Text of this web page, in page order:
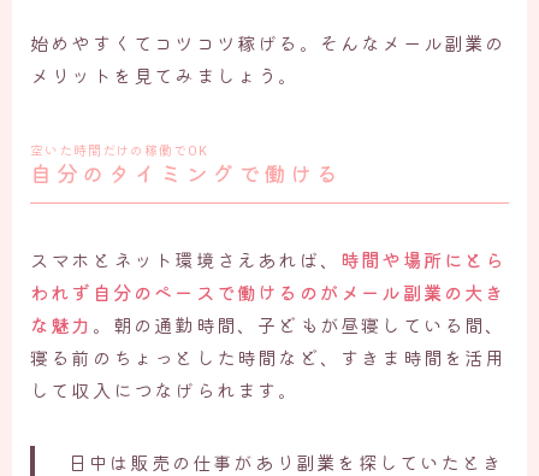
始めやすくてコツコツ稼げる。そんなメール副業の
メリットを見てみましょう。
空いた時間だけの稼働でOK
自分のタイミングで働ける
スマホとネット環境さえあれば、 時間や場所にとら
われず自分のペースで働けるのがメール副業の大き
な魅力 。朝の通勤時間、子どもが昼寝している間、
寝る前のちょっとした時間など、すきま時間を活用
して収入につなげられます。
日中は販売の仕事があり副業を探していたとき